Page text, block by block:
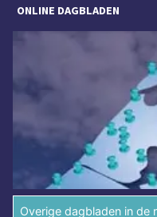
ONLINE DAGBLADEN
Overige dagbladen in de